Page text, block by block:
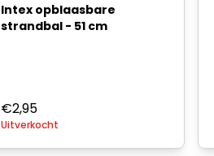
Intex opblaasbare
strandbal - 51 cm
€2,95
Uitverkocht